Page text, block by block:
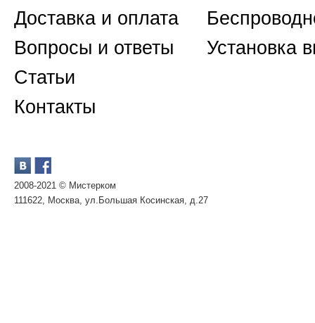
Доставка и оплата
Вопросы и ответы
Статьи
Контакты
2008-2021 © Мистерком
111622, Москва, ул.Большая Косинская, д.27
Установка